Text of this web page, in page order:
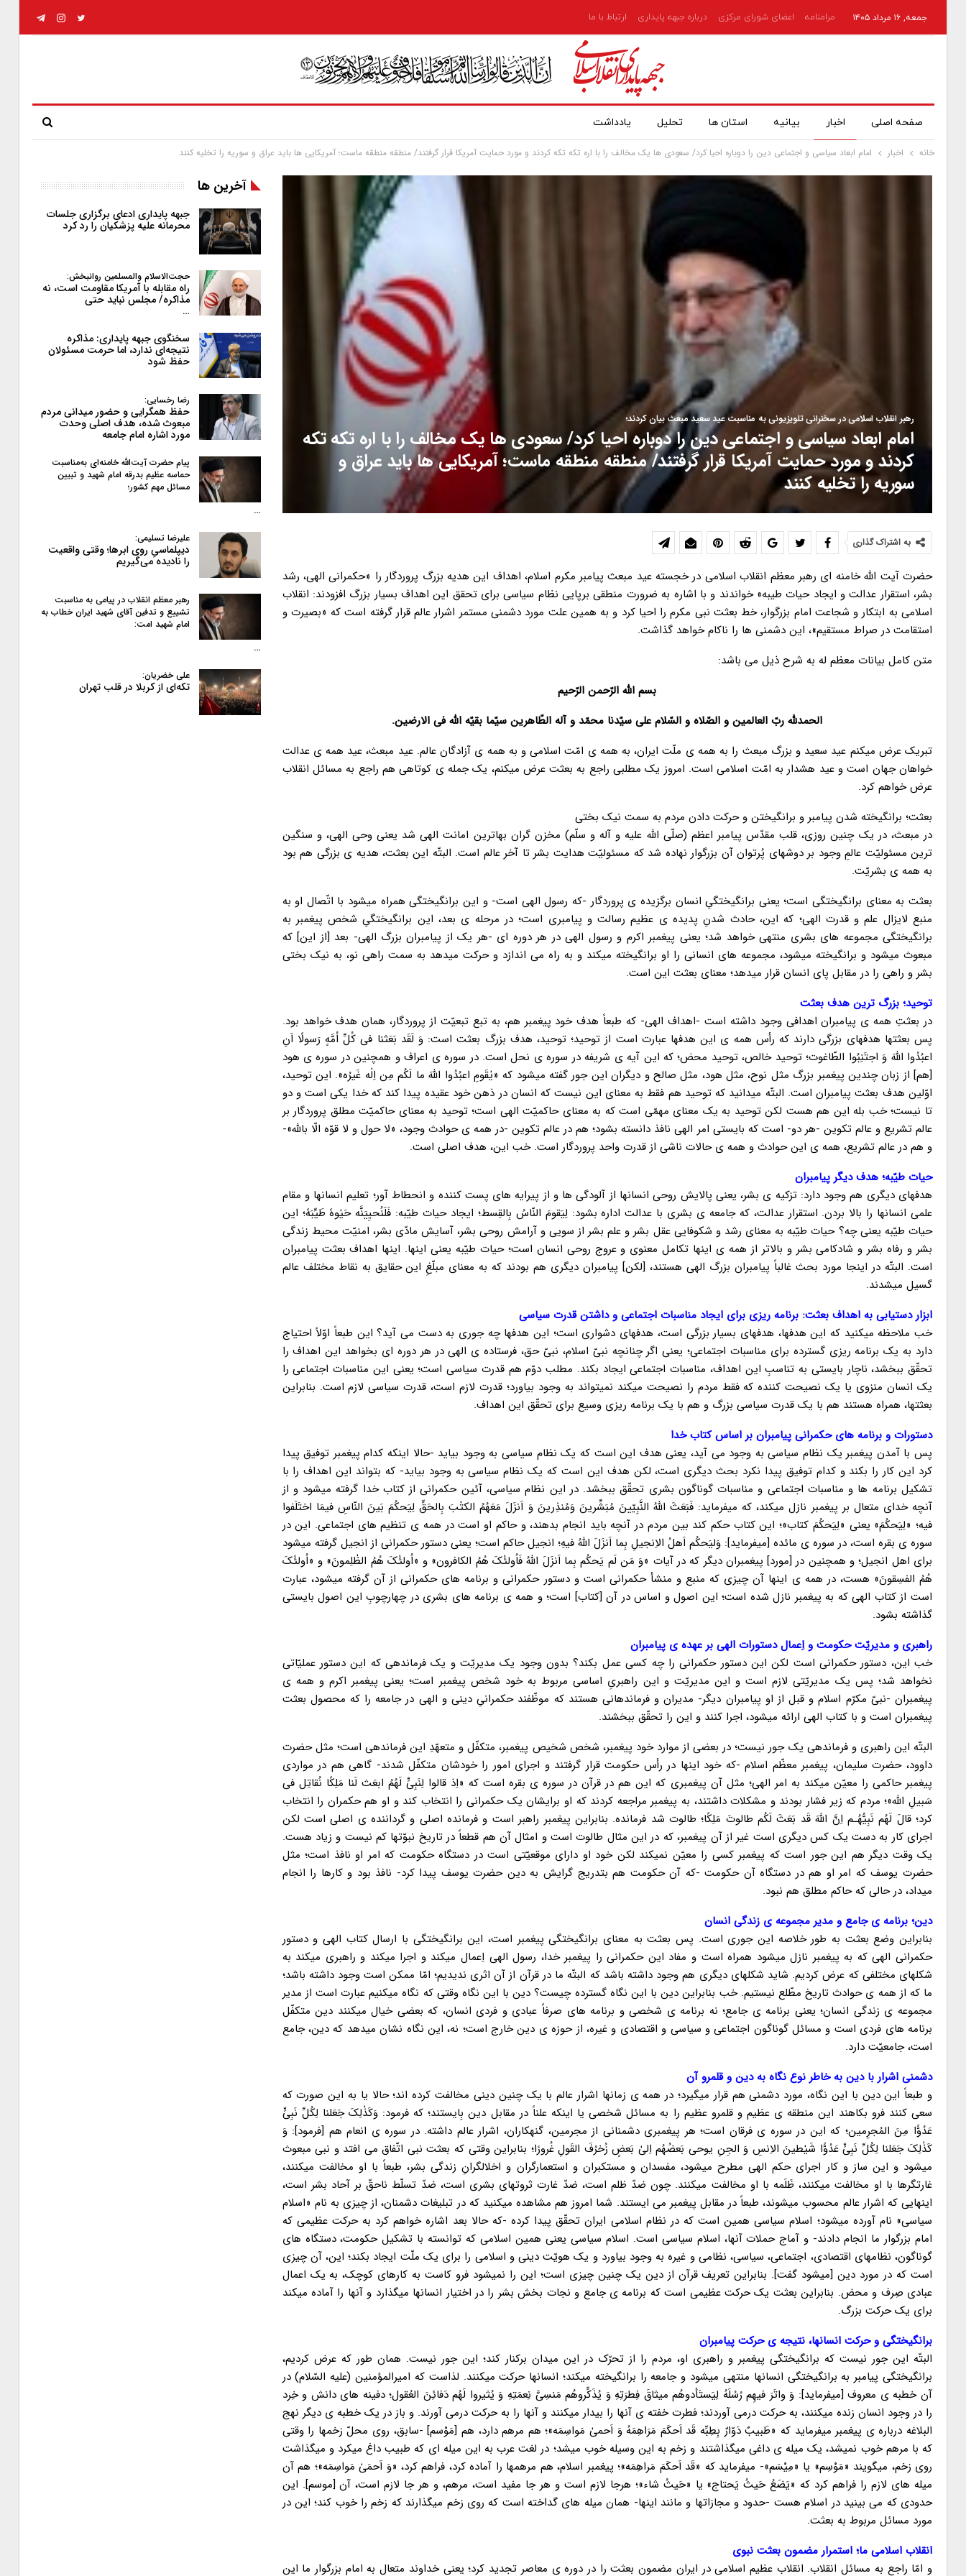
جمعه, ۱۶ مرداد ۱۴۰۵ مرامنامه اعضای شورای مرکزی درباره جبهه پایداری ارتباط با ما
صفحه اصلی اخبار بیانیه استان ها تحلیل یادداشت
خانه اخبار امام ابعاد سیاسی و اجتماعی دین را دوباره احیا کرد/ سعودی ها یک مخالف را با اره تکه تکه کردند و مورد حمایت آمریکا قرار گرفتند/ منطقه منطقه ماست؛ آمریکایی ها باید عراق و سوریه را تخلیه کنند
رهبر انقلاب اسلامی در سخنرانی تلویزیونی به مناسبت عید سعید مبعث بیان کردند؛
امام ابعاد سیاسی و اجتماعی دین را دوباره احیا کرد/ سعودی ها یک مخالف را با اره تکه تکه
کردند و مورد حمایت آمریکا قرار گرفتند/ منطقه منطقه ماست؛ آمریکایی ها باید عراق و
سوریه را تخلیه کنند
به اشتراک گذاری
حضرت آیت الله خامنه ای رهبر معظم انقلاب اسلامی در خجسته عید مبعث پیامبر مکرم اسلام، اهداف این هدیه بزرگ پروردگار را «حکمرانی الهی، رشد
بشر، استقرار عدالت و ایجاد حیات طیبه» خواندند و با اشاره به ضرورت منطقی برپایی نظام سیاسی برای تحقق این اهداف بسیار بزرگ افزودند: انقلاب
اسلامی به ابتکار و شجاعت امام بزرگوار، خط بعثت نبی مکرم را احیا کرد و به همین علت مورد دشمنی مستمر اشرار عالم قرار گرفته است که «بصیرت و
استقامت در صراط مستقیم»، این دشمنی ها را ناکام خواهد گذاشت.
متن کامل بیانات معظم له به شرح ذیل می باشد:
بسم الله الرّحمن الرّحیم
الحمدلله ربّ العالمین و الصّلاه و السّلام علی سیّدنا محمّد و آله الطّاهرین سیّما بقیّه الله فی الارضین.
تبریک عرض میکنم عید سعید و بزرگ مبعث را به همه ی ملّت ایران، به همه ی امّت اسلامی و به همه ی آزادگان عالم. عید مبعث، عید همه ی عدالت
خواهان جهان است و عید هشدار به امّت اسلامی است. امروز یک مطلبی راجع به بعثت عرض میکنم، یک جمله ی کوتاهی هم راجع به مسائل انقلاب
عرض خواهم کرد.
بعثت؛ برانگیخته شدن پیامبر و برانگیختن و حرکت دادن مردم به سمت نیک بختی
در مبعث، در یک چنین روزی، قلب مقدّس پیامبر اعظم (صلّی الله علیه و آله و سلّم) مخزن گران بهاترین امانت الهی شد یعنی وحی الهی، و سنگین
ترین مسئولیّت عالمِ وجود بر دوشهای پُرتوان آن بزرگوار نهاده شد که مسئولیّت هدایت بشر تا آخر عالم است. البتّه این بعثت، هدیه ی بزرگی هم بود
به همه ی بشریّت.
بعثت به معنای برانگیختگی است؛ یعنی برانگیختگیِ انسان برگزیده ی پروردگار -که رسول الهی است- و این برانگیختگی همراه میشود با اتّصال او به
منبع لایزال علم و قدرت الهی؛ که این، حادث شدنِ پدیده ی عظیم رسالت و پیامبری است؛ در مرحله ی بعد، این برانگیختگیِ شخص پیغمبر به
برانگیختگی مجموعه های بشری منتهی خواهد شد؛ یعنی پیغمبر اکرم و رسول الهی در هر دوره ای -هر یک از پیامبران بزرگ الهی- بعد [از این] که
مبعوث میشود و برانگیخته میشود، مجموعه های انسانی را او برانگیخته میکند و به راه می اندازد و حرکت میدهد به سمت راهی نو، به نیک بختی
بشر و راهی را در مقابل پای انسان قرار میدهد؛ معنای بعثت این است.
توحید؛ بزرگ ترین هدف بعثت
در بعثتِ همه ی پیامبران اهدافی وجود داشته است -اهداف الهی- که طبعاً هدف خود پیغمبر هم، به تبع تبعیّت از پروردگار، همان هدف خواهد بود.
پس بعثتها هدفهای بزرگی دارند که رأس همه ی این هدفها عبارت است از توحید؛ توحید، هدف بزرگ بعثت است: وَ لَقَد بَعَثنا فی کُلِّ اُمَّهٍ رَسولًا اَنِ
اعبُدُوا اللهَ وَ اجتَنِبُوا الطّاغوت؛ توحید خالص، توحید محض؛ که این آیه ی شریفه در سوره ی نحل است. در سوره ی اعراف و همچنین در سوره ی هود
[هم] از زبان چندین پیغمبر بزرگ مثل نوح، مثل هود، مثل صالح و دیگران این جور گفته میشود که «یٰقَومِ اعبُدُوا اللهَ ما لَکُم مِن اِلٰه غَیرُه». این توحید،
اوّلین هدف بعثت پیامبران است. البتّه میدانید که توحید هم فقط به معنای این نیست که انسان در ذهن خود عقیده پیدا کند که خدا یکی است و دو
تا نیست؛ خب بله این هم هست لکن توحید به یک معنای مهمّی است که به معنای حاکمیّت الهی است؛ توحید به معنای حاکمیّت مطلق پروردگار بر
عالم تشریع و عالم تکوین -هر دو- است که بایستی امر الهی نافذ دانسته بشود؛ هم در عالم تکوین -در همه ی حوادث وجود، «لا حول و لا قوّه الّا بالله»-
و هم در عالم تشریع، همه ی این حوادث و همه ی حالات ناشی از قدرت واحد پروردگار است. خب این، هدف اصلی است.
حیات طیّبه؛ هدف دیگر پیامبران
هدفهای دیگری هم وجود دارد: تزکیه ی بشر، یعنی پالایش روحی انسانها از آلودگی ها و از پیرایه های پست کننده و انحطاط آور؛ تعلیم انسانها و مقام
علمی انسانها را بالا بردن. استقرار عدالت، که جامعه ی بشری با عدالت اداره بشود: لِیَقومَ النّاسُ بِالقِسط؛ ایجاد حیات طیّبه: فَلَنُحیِیَنَّه حَیٰوهً طَیِّبَهً؛ این
حیات طیّبه یعنی چه؟ حیات طیّبه به معنای رشد و شکوفایی عقل بشر و علم بشر از سویی و آرامش روحی بشر، آسایش مادّی بشر، امنیّت محیط زندگی
بشر و رفاه بشر و شادکامی بشر و بالاتر از همه ی اینها تکامل معنوی و عروج روحی انسان است؛ حیات طیّبه یعنی اینها. اینها اهداف بعثت پیامبران
است. البتّه در اینجا مورد بحث غالباً پیامبران بزرگ الهی هستند، [لکن] پیامبران دیگری هم بودند که به معنای مبلّغِ این حقایق به نقاط مختلف عالم
گسیل میشدند.
ابزار دستیابی به اهداف بعثت: برنامه ریزی برای ایجاد مناسبات اجتماعی و داشتن قدرت سیاسی
خب ملاحظه میکنید که این هدفها، هدفهای بسیار بزرگی است، هدفهای دشواری است؛ این هدفها چه جوری به دست می آید؟ این طبعاً اوّلاً احتیاج
دارد به یک برنامه ریزی گسترده برای مناسبات اجتماعی؛ یعنی اگر چنانچه نبیّ اسلام، نبیّ حق، فرستاده ی الهی در هر دوره ای بخواهد این اهداف را
تحقّق ببخشد، ناچار بایستی به تناسبِ این اهداف، مناسبات اجتماعی ایجاد بکند. مطلب دوّم هم قدرت سیاسی است؛ یعنی این مناسبات اجتماعی را
یک انسان منزوی یا یک نصیحت کننده که فقط مردم را نصیحت میکند نمیتواند به وجود بیاورد؛ قدرت لازم است، قدرت سیاسی لازم است. بنابراین
بعثتها، همراه هستند هم با یک قدرت سیاسی بزرگ و هم با یک برنامه ریزی وسیع برای تحقّق این اهداف.
دستورات و برنامه های حکمرانی پیامبران بر اساس کتاب خدا
پس با آمدن پیغمبر یک نظام سیاسی به وجود می آید، یعنی هدف این است که یک نظام سیاسی به وجود بیاید -حالا اینکه کدام پیغمبر توفیق پیدا
کرد این کار را بکند و کدام توفیق پیدا نکرد بحث دیگری است، لکن هدف این است که یک نظام سیاسی به وجود بیاید- که بتواند این اهداف را با
تشکیل برنامه ها و مناسبات اجتماعی و مناسبات گوناگون بشری تحقّق ببخشد. در این نظام سیاسی، آئین حکمرانی از کتاب خدا گرفته میشود و از
آنچه خدای متعال بر پیغمبر نازل میکند، که میفرماید: فَبَعَثَ اللهُ النَّبِیّینَ مُبَشِّرینَ وَمُنذِرینَ وَ اَنزَلَ مَعَهُمُ الکتٰبَ بِالحَقِّ لِیَحکُمَ بَینَ النّاسِ فیمَا اختَلَفوا
فیه؛ «لِیَحکُمَ» یعنی «لِیَحکُمَ کتاب»؛ این کتاب حکم کند بین مردم در آنچه باید انجام بدهند، و حاکم او است در همه ی تنظیم های اجتماعی. این در
سوره ی بقره است، در سوره ی مائده [میفرماید]: وَلیَحکُم اَهلُ الاِنجیلِ بِما اَنزَلَ اللهُ فیهِ؛ انجیل حاکم است؛ یعنی دستور حکمرانی از انجیل گرفته میشود
برای اهل انجیل؛ و همچنین در [مورد] پیغمبران دیگر که در آیات «وَ مَن لَم یَحکُم بِما اَنزَلَ اللهُ فَاُولئٰکَ هُمُ الکافرون» و «اُولئٰکَ هُمُ الظٰلِمونَ» و «اُولئٰکَ
هُمُ الفسِقونَ» هست، در همه ی اینها آن چیزی که منبع و منشأ حکمرانی است و دستور حکمرانی و برنامه های حکمرانی از آن گرفته میشود، عبارت
است از کتاب الهی که به پیغمبر نازل شده است؛ این اصول و اساس در آن [کتاب] است؛ و همه ی برنامه های بشری در چهارچوبِ این اصول بایستی
گذاشته بشود.
راهبری و مدیریّت حکومت و اِعمال دستورات الهی بر عهده ی پیامبران
خب این، دستور حکمرانی است لکن این دستور حکمرانی را چه کسی عمل بکند؟ بدون وجود یک مدیریّت و یک فرماندهی که این دستور عملیّاتی
نخواهد شد؛ پس یک مدیریّتی لازم است و این مدیریّت و این راهبریِ اساسی مربوط به خود شخص پیغمبر است؛ یعنی پیغمبر اکرم و همه ی
پیغمبران -نبیّ مکرّم اسلام و قبل از او پیامبران دیگر- مدیران و فرماندهانی هستند که موظّفند حکمرانیِ دینی و الهی در جامعه را که محصول بعثت
پیغمبران است و با کتاب الهی ارائه میشود، اجرا کنند و این را تحقّق ببخشند.
البتّه این راهبری و فرماندهی یک جور نیست؛ در بعضی از موارد خود پیغمبر، شخص شخیص پیغمبر، متکفّل و متعهّدِ این فرماندهی است؛ مثل حضرت
داوود، حضرت سلیمان، پیغمبر معظّم اسلام -که خود اینها در رأس حکومت قرار گرفتند و اجرای امور را خودشان متکفّل شدند- گاهی هم در مواردی
پیغمبر حاکمی را معیّن میکند به امر الهی؛ مثل آن پیغمبری که این هم در قرآن در سوره ی بقره است که «اِذ قالوا لِنَبِیٍّ لَهُمُ ابعَث لَنا مَلِکًا نُقاتِل فی
سَبیلِ الله»؛ مردم که زیر فشار بودند و مشکلات داشتند، به پیغمبر مراجعه کردند که او برایشان یک حکمرانی را انتخاب کند و او هم حکمران را انتخاب
کرد؛ قالَ لَهُم نَبِیُّهُـم اِنَّ اللهَ قَد بَعَثَ لَکُم طالوتَ مَلِکًا؛ طالوت شد فرمانده. بنابراین پیغمبر راهبر است و فرمانده اصلی و گرداننده ی اصلی است لکن
اجرای کار به دست یک کس دیگری است غیر از آن پیغمبر، که در این مثال طالوت است و امثال آن هم قطعاً در تاریخ نبوّتها کم نیست و زیاد هست.
یک وقت دیگر هم این جور است که پیغمبر کسی را معیّن نمیکند لکن خود او دارای موقعیّتی است در دستگاه حکومت که امر او نافذ است؛ مثل
حضرت یوسف که امر او هم در دستگاه آن حکومت -که آن حکومت هم بتدریج گرایش به دین حضرت یوسف پیدا کرد- نافذ بود و کارها را انجام
میداد، در حالی که حاکم مطلق هم نبود.
دین؛ برنامه ی جامع و مدیر مجموعه ی زندگی انسان
بنابراین وضع بعثت به طور خلاصه این جوری است. پس بعثت به معنای برانگیختگی پیغمبر است، این برانگیختگی با ارسال کتاب الهی و دستور
حکمرانی الهی که به پیغمبر نازل میشود همراه است و مفاد این حکمرانی را پیغمبر خدا، رسول الهی اِعمال میکند و اجرا میکند و راهبری میکند به
شکلهای مختلفی که عرض کردیم. شاید شکلهای دیگری هم وجود داشته باشد که البتّه ما در قرآن از آن اثری ندیدیم؛ امّا ممکن است وجود داشته باشد؛
ما که از همه ی حوادث تاریخ مطّلع نیستیم. خب بنابراین دین با این نگاه گسترده چیست؟ دین با این نگاه وقتی که نگاه میکنیم عبارت است از مدیر
مجموعه ی زندگی انسان؛ یعنی برنامه ی جامع؛ نه برنامه ی شخصی و برنامه های صرفاً عبادی و فردی انسان، که بعضی خیال میکنند دین متکفّل
برنامه های فردی است و مسائل گوناگون اجتماعی و سیاسی و اقتصادی و غیره، از حوزه ی دین خارج است؛ نه، این نگاه نشان میدهد که دین، جامع
است، جامعیّت دارد.
دشمنی اشرار با دین به خاطر نوع نگاه به دین و قلمرو آن
و طبعاً این دین با این نگاه، مورد دشمنی هم قرار میگیرد؛ در همه ی زمانها اشرار عالم با یک چنین دینی مخالفت کرده اند؛ حالا یا به این صورت که
سعی کنند فرو بکاهند این منطقه ی عظیم و قلمرو عظیم را به مسائل شخصی یا اینکه علناً در مقابل دین بِایستند؛ که فرمود: وَکَذٰلِکَ جَعَلنا لِکُلِّ نَبِیٍّ
عَدُوًّا مِنَ المُجرِمین؛ که این در سوره ی فرقان است؛ هر پیغمبری دشمنانی از مجرمین، گنهکاران، اشرار عالم داشته. در سوره ی انعام هم [فرمود]: وَ
کَذٰلِکَ جَعَلنا لِکُلِّ نَبِیٍّ عَدُوًّا شَیٰطینَ الاِنسِ وَ الجِنِ یوحی بَعضُهُم اِلیٰ بَعضٍ زُخرُفَ القَولِ غُرورًا؛ بنابراین وقتی که بعثت نبی اتّفاق می افتد و نبی مبعوث
میشود و این ساز و کار اجرای حکم الهی مطرح میشود، مفسدان و مستکبران و استعمارگران و اخلالگرانِ زندگی بشر، طبعاً با او مخالفت میکنند،
غارتگرها با او مخالفت میکنند، ظَلَمه با او مخالفت میکنند. چون ضدّ ظلم است، ضدّ غارت ثروتهای بشری است، ضدّ تسلّط ناحقّ بر آحاد بشر است،
اینهایی که اشرار عالم محسوب میشوند، طبعاً در مقابل پیغمبر می ایستند. شما امروز هم مشاهده میکنید که در تبلیغات دشمنان، از چیزی به نام «اسلام
سیاسی» نام آورده میشود؛ اسلام سیاسی همین است که در نظام اسلامی ایران تحقّق پیدا کرده -که حالا بعد اشاره خواهم کرد به حرکت عظیمی که
امام بزرگوار ما انجام دادند- و آماج حملات آنها، اسلام سیاسی است. اسلام سیاسی یعنی همین اسلامی که توانسته با تشکیل حکومت، دستگاه های
گوناگون، نظامهای اقتصادی، اجتماعی، سیاسی، نظامی و غیره به وجود بیاورد و یک هویّت دینی و اسلامی را برای یک ملّت ایجاد بکند؛ این، آن چیزی
است که در مورد دین [میشود گفت]. بنابراین تعریف قرآن از دین یک چنین چیزی است؛ این را نمیشود فرو کاست به کارهای کوچک، به یک اعمال
عبادی صِرف و محض. بنابراین بعثت یک حرکت عظیمی است که برنامه ی جامع و نجات بخش بشر را در اختیار انسانها میگذارد و آنها را آماده میکند
برای یک حرکت بزرگ.
برانگیختگی و حرکت انسانها، نتیجه ی حرکت پیامبران
البتّه این جور نیست که برانگیختگی پیغمبر و راهبری او، مردم را از تحرّک در این میدان برکنار کند؛ این جور نیست. همان طور که عرض کردیم،
برانگیختگی پیامبر به برانگیختگی انسانها منتهی میشود و جامعه را برانگیخته میکند؛ انسانها حرکت میکنند. لذاست که امیرالمؤمنین (علیه السّلام) در
آن خطبه ی معروف [میفرماید]: وَ واتَرَ فیهِم رُسُلَهُ لِیَستَأدوهُم میثاقَ فِطرَتِهِ وَ یُذَکِّروهُم مَنسِیَّ نِعمَتِهِ وَ یُثیروا لَهُم دَفائِنَ العُقول؛ دفینه های دانش و خِرد
را در وجود انسان زنده میکنند، به حرکت درمی آوردند؛ فطرت خفته ی آنها را بیدار میکنند و آنها را به حرکت درمی آورند. و باز در یک خطبه ی دیگر نهج
البلاغه درباره ی پیغمبر میفرماید که «طَبیبٌ دَوّارٌ بِطِبِّه قَد اَحکَمَ مَرَاهِمَهُ وَ اَحمیٰ مَواسِمَه»؛ هم مرهم دارد، هم [مَوْسم] -سابق، روی محلّ زخمها را وقتی
که با مرهم خوب نمیشد، یک میله ی داغی میگذاشتند و زخم به این وسیله خوب میشد؛ در لغت عرب به این میله ای که طبیب داغ میکرد و میگذاشت
روی زخم، میگویند «مَوْسِم» یا «مِیْسَم»- میفرماید که «قَد اَحکَمَ مَراهِمَه»؛ پیغمبر اسلام، هم مرهمها را آماده کرد، فراهم کرد، «وَ اَحمَیٰ مَواسِمَه»؛ هم آن
میله های لازم را فراهم کرد که «یَضَعُ حَیثُ یَحتاج» یا «حَیثُ شاء»؛ هرجا لازم است و هر جا مفید است، مرهم، و هر جا لازم است، آن [موسم]. این
حدودی که می بینید در اسلام هست -حدود و مجازاتها و مانند اینها- همان میله های گداخته است که روی زخم میگذارند که زخم را خوب کند؛ این در
مورد مسائل مربوط به بعثت.
انقلاب اسلامی ما؛ استمرار مضمون بعثت نبوی
و امّا راجع به مسائل انقلاب. انقلاب عظیم اسلامی در ایران مضمون بعثت را در دوره ی معاصر تجدید کرد؛ یعنی خداوند متعال به امام بزرگوار ما این
آخرین ها
جبهه پایداری ادعای برگزاری جلسات
محرمانه علیه پزشکیان را رد کرد
حجت‌الاسلام والمسلمین روانبخش:
راه مقابله با آمریکا مقاومت است، نه
مذاکره/ مجلس نباید حتی
…
سخنگوی جبهه پایداری: مذاکره
نتیجه‌ای ندارد، اما حرمت مسئولان
حفظ شود
رضا رخسایی:
حفظ همگرایی و حضور میدانی مردم
مبعوث شده، هدف اصلی وحدت
مورد اشاره امام جامعه
پیام حضرت آیت‌الله خامنه‌ای به‌مناسبت
حماسه عظیم بدرقه امام شهید و تبیین
مسائل مهم کشور؛
…
علیرضا تسلیمی:
دیپلماسیِ روی ابرها؛ وقتی واقعیت
را نادیده می‌گیریم
رهبر معظم انقلاب در پیامی به‌ مناسبت
تشییع و تدفین آقای شهید ایران خطاب به
امام شهید امت:
…
علی خضریان:
تکه‌ای از کربلا در قلب تهران